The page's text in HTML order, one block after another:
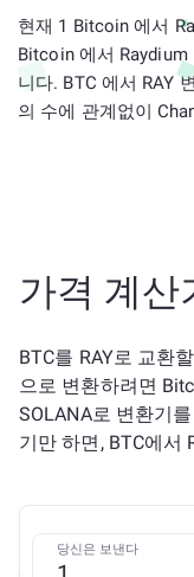
현재 1 Bitcoin 에서
Bitcoin 에서
니다. BTC 에서 RAY
의 수에 관계없이
가격 계산
BTC를 RAY로 교환
으로 변환하려면
SOLANA로 변환기
기만 하면, BTC에서
당신은 보낸다